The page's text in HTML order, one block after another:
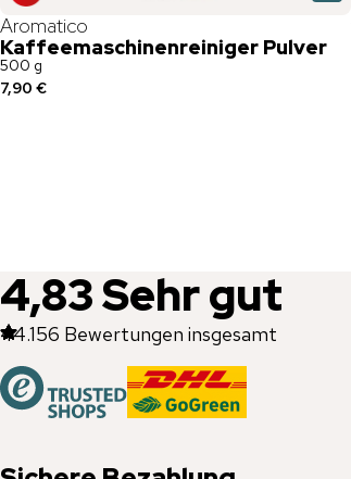
Aromatico
Kaffeemaschinenreiniger Pulver
500 g
7,90 €
4,83Sehr gut
44.156 Bewertungen insgesamt